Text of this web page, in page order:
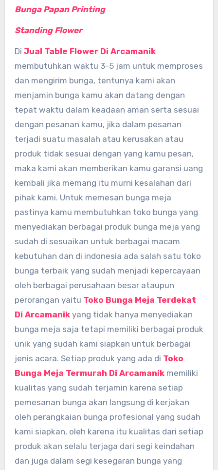
Bunga Papan Printing
Standing Flower
Di Jual Table Flower Di Arcamanik
membutuhkan waktu 3-5 jam untuk memproses
dan mengirim bunga, tentunya kami akan
menjamin bunga kamu akan datang dengan
tepat waktu dalam keadaan aman serta sesuai
dengan pesanan kamu, jika dalam pesanan
terjadi suatu masalah atau kerusakan atau
produk tidak sesuai dengan yang kamu pesan,
maka kami akan memberikan kamu garansi uang
kembali jika memang itu murni kesalahan dari
pihak kami. Untuk memesan bunga meja
pastinya kamu membutuhkan toko bunga yang
menyediakan berbagai produk bunga meja yang
sudah di sesuaikan untuk berbagai macam
kebutuhan dan di indonesia ada salah satu toko
bunga terbaik yang sudah menjadi kepercayaan
oleh berbagai perusahaan besar ataupun
perorangan yaitu Toko Bunga Meja Terdekat
Di Arcamanikyang tidak hanya menyediakan
bunga meja saja tetapi memiliki berbagai produk
unik yang sudah kami siapkan untuk berbagai
jenis acara. Setiap produk yang ada di Toko
Bunga Meja Termurah Di Arcamanikmemiliki
kualitas yang sudah terjamin karena setiap
pemesanan bunga akan langsung di kerjakan
oleh perangkaian bunga profesional yang sudah
kami siapkan, oleh karena itu kualitas dari setiap
produk akan selalu terjaga dari segi keindahan
dan juga dalam segi kesegaran bunga yang